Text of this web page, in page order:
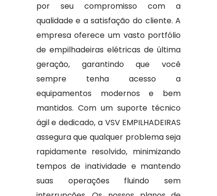
por seu compromisso com a
qualidade e a satisfação do cliente. A
empresa oferece um vasto portfólio
de empilhadeiras elétricas de última
geração, garantindo que você
sempre tenha acesso a
equipamentos modernos e bem
mantidos. Com um suporte técnico
ágil e dedicado, a VSV EMPILHADEIRAS
assegura que qualquer problema seja
rapidamente resolvido, minimizando
tempos de inatividade e mantendo
suas operações fluindo sem